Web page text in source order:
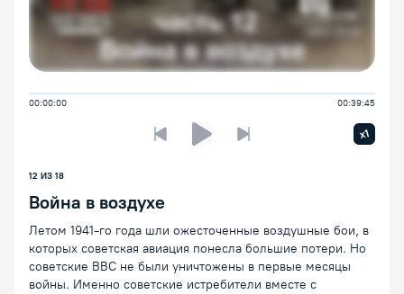
00:00:00 00:39:45
Предыдущая лекцияСледующая лекция
x1
12 ИЗ 18
Война в воздухе
Летом 1941-го года шли ожесточенные воздушные бои, в
которых советская авиация понесла большие потери. Но
советские ВВС не были уничтожены в первые месяцы
войны. Именно советские истребители вместе с